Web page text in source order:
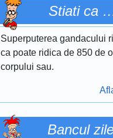
Stiati ca
Superputerea gandacului
ca poate ridica de 850 de
corpului sau.
Bancul